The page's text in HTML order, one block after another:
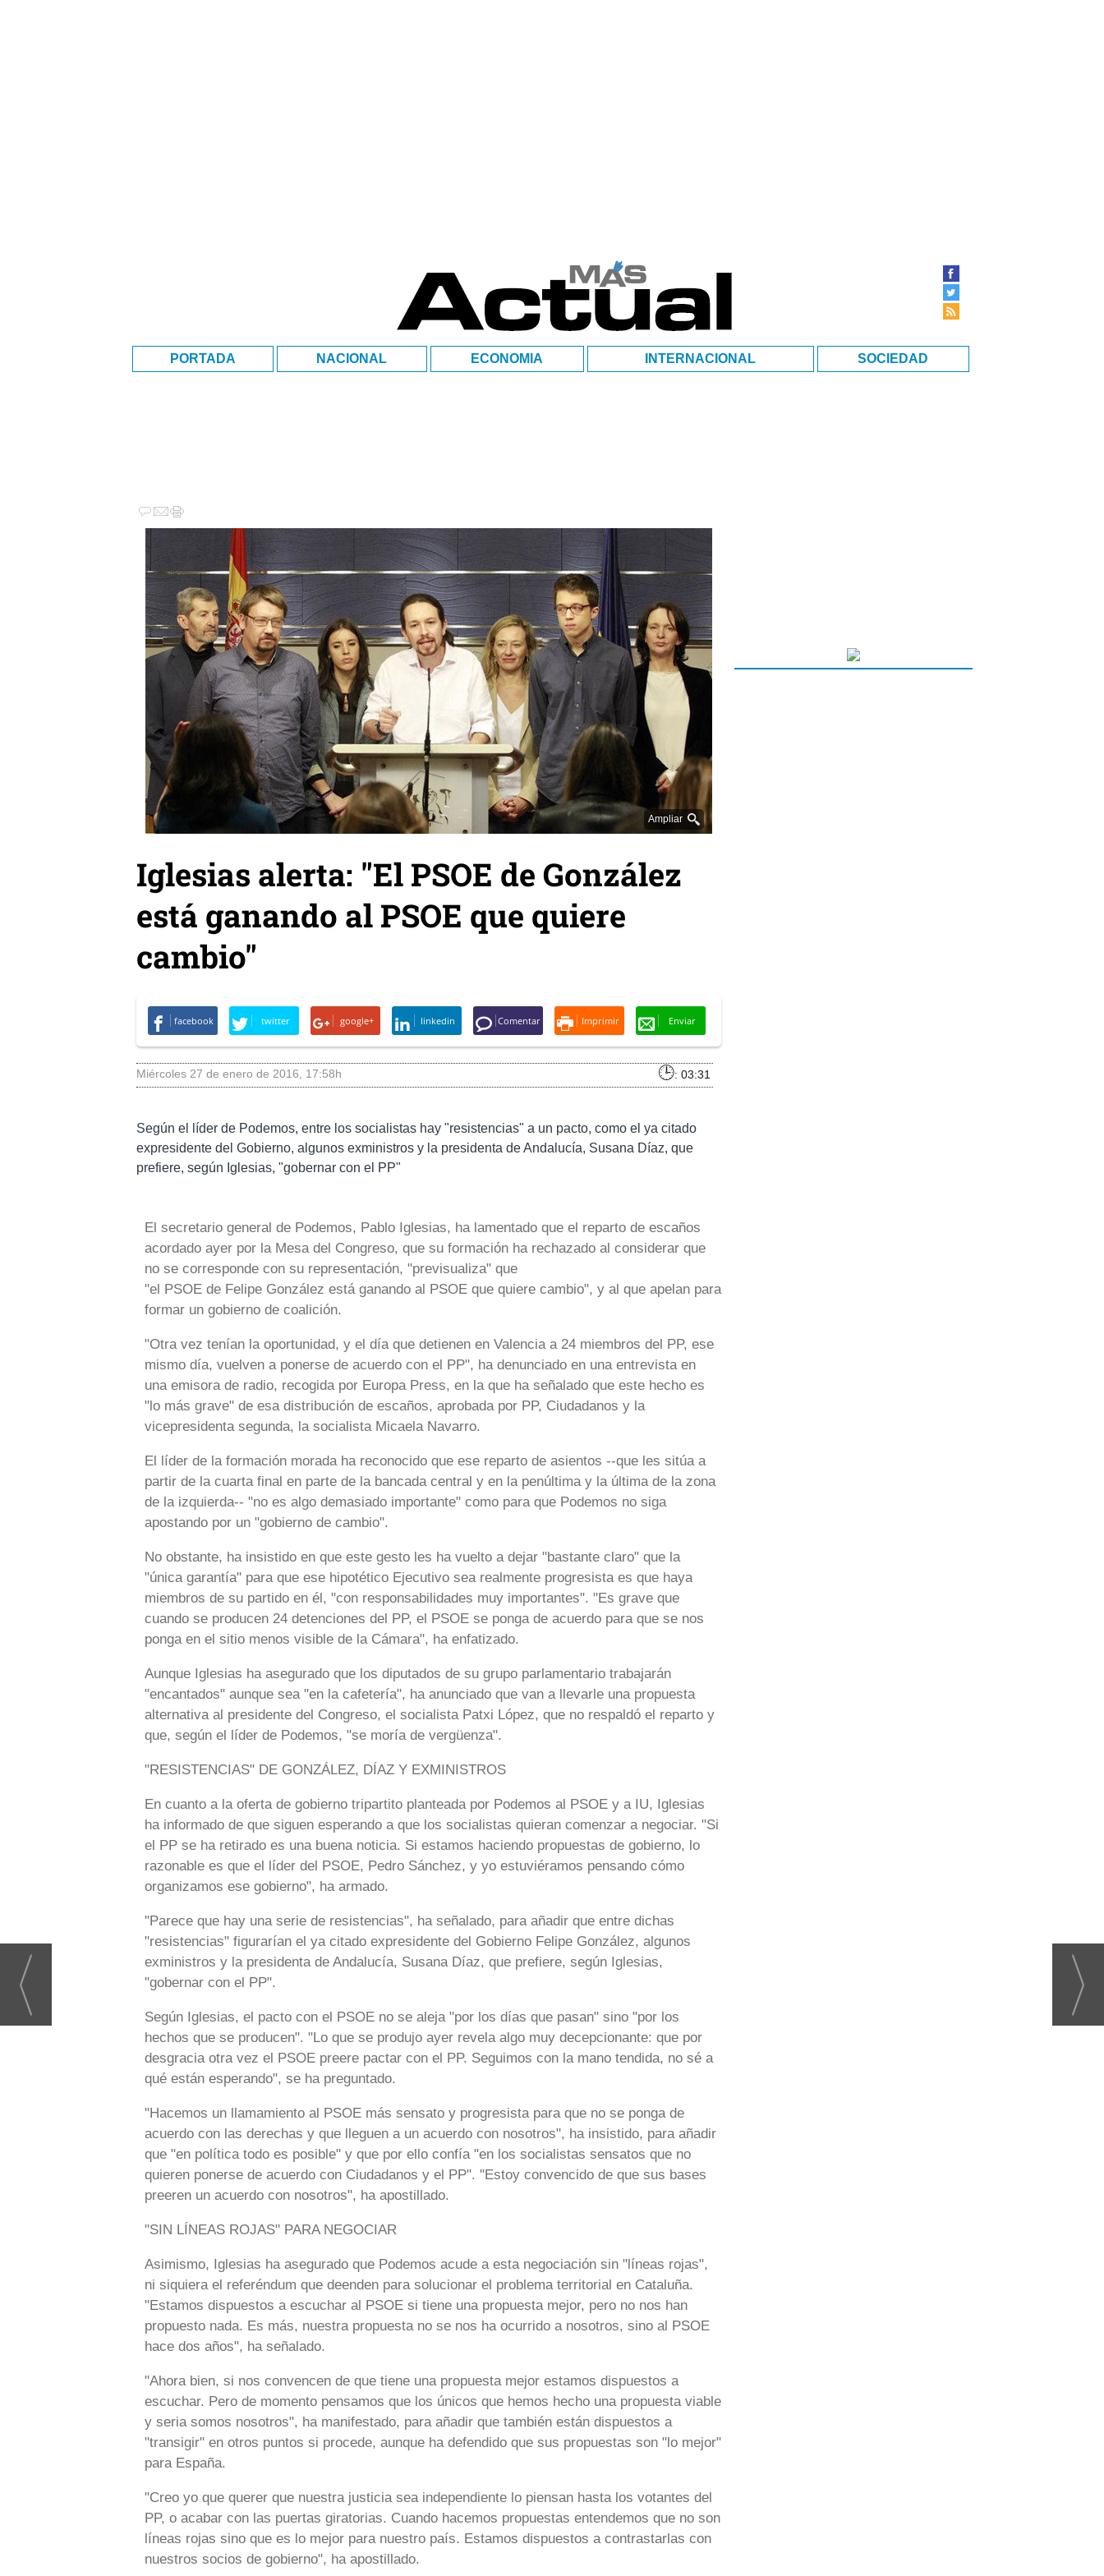
PORTADA NACIONAL ECONOMIA INTERNACIONAL SOCIEDAD
Ampliar
Iglesias alerta: "El PSOE de González
está ganando al PSOE que quiere
cambio"
facebook twitter google+ linkedin Comentar Imprimir Enviar
miércoles 27 de enero de 2016 17:58h : 03:31
Según el líder de Podemos, entre los socialistas hay "resistencias" a un pacto, como el ya citado
expresidente del Gobierno, algunos exministros y la presidenta de Andalucía, Susana Díaz, que
prefiere, según Iglesias, "gobernar con el PP"
El secretario general de Podemos, Pablo Iglesias, ha lamentado que el reparto de escaños
acordado ayer por la Mesa del Congreso, que su formación ha rechazado al considerar que
no se corresponde con su representación, "previsualiza" que
"el PSOE de Felipe González está ganando al PSOE que quiere cambio", y al que apelan para
formar un gobierno de coalición.
"Otra vez tenían la oportunidad, y el día que detienen en Valencia a 24 miembros del PP, ese
mismo día, vuelven a ponerse de acuerdo con el PP", ha denunciado en una entrevista en
una emisora de radio, recogida por Europa Press, en la que ha señalado que este hecho es
"lo más grave" de esa distribución de escaños, aprobada por PP, Ciudadanos y la
vicepresidenta segunda, la socialista Micaela Navarro.
El líder de la formación morada ha reconocido que ese reparto de asientos --que les sitúa a
partir de la cuarta final en parte de la bancada central y en la penúltima y la última de la zona
de la izquierda-- "no es algo demasiado importante" como para que Podemos no siga
apostando por un "gobierno de cambio".
No obstante, ha insistido en que este gesto les ha vuelto a dejar "bastante claro" que la
"única garantía" para que ese hipotético Ejecutivo sea realmente progresista es que haya
miembros de su partido en él, "con responsabilidades muy importantes". "Es grave que
cuando se producen 24 detenciones del PP, el PSOE se ponga de acuerdo para que se nos
ponga en el sitio menos visible de la Cámara", ha enfatizado.
Aunque Iglesias ha asegurado que los diputados de su grupo parlamentario trabajarán
"encantados" aunque sea "en la cafetería", ha anunciado que van a llevarle una propuesta
alternativa al presidente del Congreso, el socialista Patxi López, que no respaldó el reparto y
que, según el líder de Podemos, "se moría de vergüenza".
"RESISTENCIAS" DE GONZÁLEZ, DÍAZ Y EXMINISTROS
En cuanto a la oferta de gobierno tripartito planteada por Podemos al PSOE y a IU, Iglesias
ha informado de que siguen esperando a que los socialistas quieran comenzar a negociar. "Si
el PP se ha retirado es una buena noticia. Si estamos haciendo propuestas de gobierno, lo
razonable es que el líder del PSOE, Pedro Sánchez, y yo estuviéramos pensando cómo
organizamos ese gobierno", ha armado.
"Parece que hay una serie de resistencias", ha señalado, para añadir que entre dichas
"resistencias" figurarían el ya citado expresidente del Gobierno Felipe González, algunos
exministros y la presidenta de Andalucía, Susana Díaz, que prefiere, según Iglesias,
"gobernar con el PP".
Según Iglesias, el pacto con el PSOE no se aleja "por los días que pasan" sino "por los
hechos que se producen". "Lo que se produjo ayer revela algo muy decepcionante: que por
desgracia otra vez el PSOE preere pactar con el PP. Seguimos con la mano tendida, no sé a
qué están esperando", se ha preguntado.
"Hacemos un llamamiento al PSOE más sensato y progresista para que no se ponga de
acuerdo con las derechas y que lleguen a un acuerdo con nosotros", ha insistido, para añadir
que "en política todo es posible" y que por ello confía "en los socialistas sensatos que no
quieren ponerse de acuerdo con Ciudadanos y el PP". "Estoy convencido de que sus bases
preeren un acuerdo con nosotros", ha apostillado.
"SIN LÍNEAS ROJAS" PARA NEGOCIAR
Asimismo, Iglesias ha asegurado que Podemos acude a esta negociación sin "líneas rojas",
ni siquiera el referéndum que deenden para solucionar el problema territorial en Cataluña.
"Estamos dispuestos a escuchar al PSOE si tiene una propuesta mejor, pero no nos han
propuesto nada. Es más, nuestra propuesta no se nos ha ocurrido a nosotros, sino al PSOE
hace dos años", ha señalado.
"Ahora bien, si nos convencen de que tiene una propuesta mejor estamos dispuestos a
escuchar. Pero de momento pensamos que los únicos que hemos hecho una propuesta viable
y seria somos nosotros", ha manifestado, para añadir que también están dispuestos a
"transigir" en otros puntos si procede, aunque ha defendido que sus propuestas son "lo mejor"
para España.
"Creo yo que querer que nuestra justicia sea independiente lo piensan hasta los votantes del
PP, o acabar con las puertas giratorias. Cuando hacemos propuestas entendemos que no son
líneas rojas sino que es lo mejor para nuestro país. Estamos dispuestos a contrastarlas con
nuestros socios de gobierno", ha apostillado.